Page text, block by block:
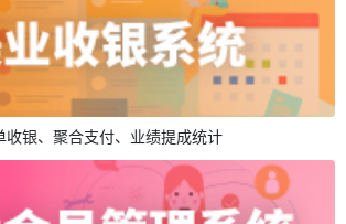
收银、聚合支付、业绩提成统计